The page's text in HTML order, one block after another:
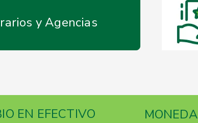
y Agencias
EN EFECTIVO MONEDA